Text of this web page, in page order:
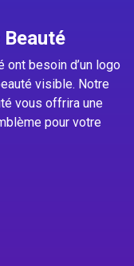
Beauté
besoin d’un logo
visible. Notre
vous offrira une
pour votre